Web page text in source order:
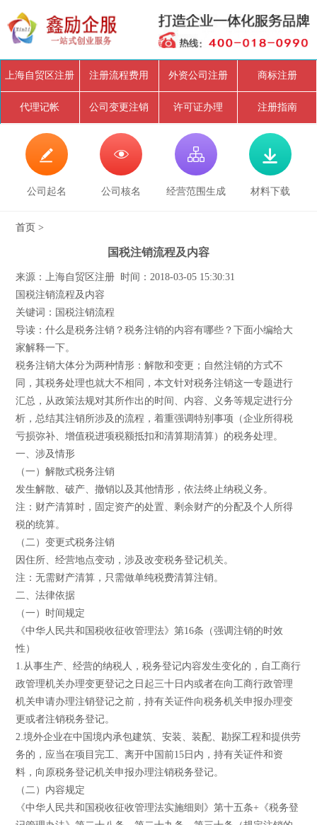
上海自贸区注册 注册流程费用 外资公司注册 商标注册
代理记帐 公司变更注销 许可证办理 注册指南

公司起名

公司核名

经营范围生成

材料下载
首页 >
国税注销流程及内容
来源：上海自贸区注册 时间：2018-03-05 15:30:31
国税注销流程及内容
关键词：国税注销流程
导读：什么是税务注销？税务注销的内容有哪些？下面小编给大
家解释一下。
税务注销大体分为两种情形：解散和变更；自然注销的方式不
同，其税务处理也就大不相同，本文针对税务注销这一专题进行
汇总，从政策法规对其所作出的时间、内容、义务等规定进行分
析，总结其注销所涉及的流程，着重强调特别事项（企业所得税
亏损弥补、增值税进项税额抵扣和清算期清算）的税务处理。
一、涉及情形
（一）解散式税务注销
发生解散、破产、撤销以及其他情形，依法终止纳税义务。
注：财产清算时，固定资产的处置、剩余财产的分配及个人所得
税的统算。
（二）变更式税务注销
因住所、经营地点变动，涉及改变税务登记机关。
注：无需财产清算，只需做单纯税费清算注销。
二、法律依据
（一）时间规定
《中华人民共和国税收征收管理法》第16条（强调注销的时效
性）
1.从事生产、经营的纳税人，税务登记内容发生变化的，自工商行
政管理机关办理变更登记之日起三十日内或者在向工商行政管理
机关申请办理注销登记之前，持有关证件向税务机关申报办理变
更或者注销税务登记。
2.境外企业在中国境内承包建筑、安装、装配、勘探工程和提供劳
务的，应当在项目完工、离开中国前15日内，持有关证件和资
料，向原税务登记机关申报办理注销税务登记。
（二）内容规定
《中华人民共和国税收征收管理法实施细则》第十五条+《税务登